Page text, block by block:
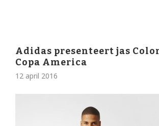
Adidas presenteert jas
Copa America
12 april 2016